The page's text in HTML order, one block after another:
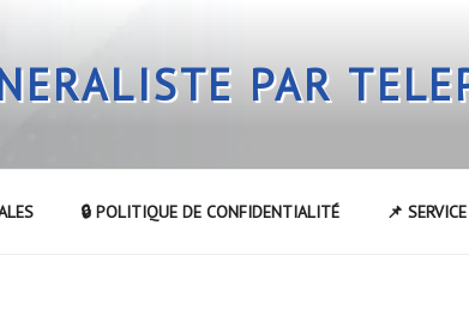
PAR
🔒 POLITIQUE DE CONFIDENTIALITÉ 📌